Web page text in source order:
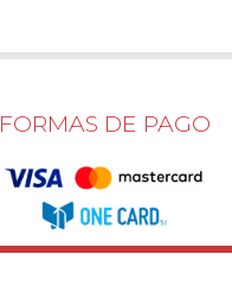
FORMAS DE PAGO